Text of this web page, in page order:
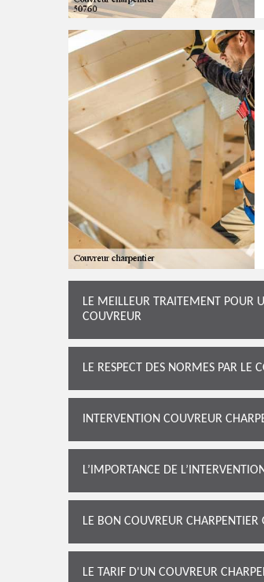
LE MEILLEUR TRAITEMENT POUR
COUVREUR
LE RESPECT DES NORMES PAR LE
INTERVENTION COUVREUR
L’IMPORTANCE DE
LE BON COUVREUR CHARPENTIER
LE TARIF D'UN COUVREUR